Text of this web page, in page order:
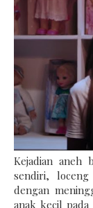
Kejadian aneh
sendiri,
dengan
anak kecil